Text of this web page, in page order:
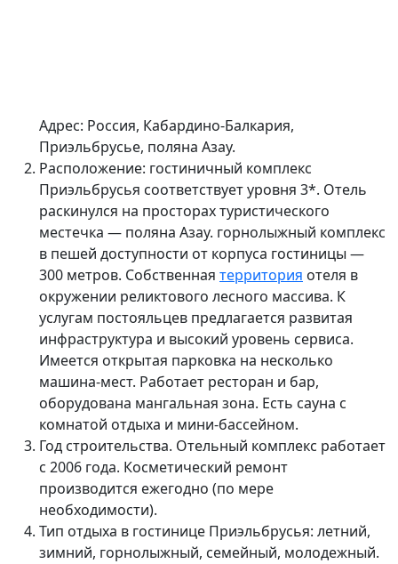
Адрес: Россия, Кабардино-Балкария,
Приэльбрусье, поляна Азау.
Расположение: гостиничный комплекс
Приэльбрусья соответствует уровня 3*. Отель
раскинулся на просторах туристического
местечка — поляна Азау. горнолыжный комплекс
в пешей доступности от корпуса гостиницы —
300 метров. Собственная территория отеля в
окружении реликтового лесного массива. К
услугам постояльцев предлагается развитая
инфраструктура и высокий уровень сервиса.
Имеется открытая парковка на несколько
машина-мест. Работает ресторан и бар,
оборудована мангальная зона. Есть сауна с
комнатой отдыха и мини-бассейном.
Год строительства. Отельный комплекс работает
с 2006 года. Косметический ремонт
производится ежегодно (по мере
необходимости).
Тип отдыха в гостинице Приэльбрусья: летний,
зимний, горнолыжный, семейный, молодежный.